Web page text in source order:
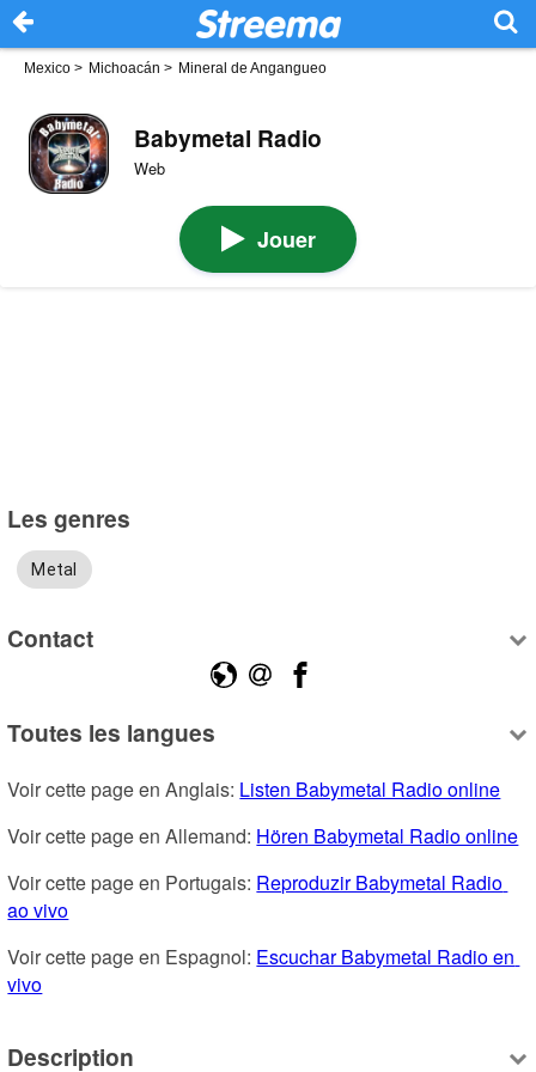
Mexico > Michoacán > Mineral de Angangueo
Babymetal Radio
Web
Jouer
Les genres
Metal
Contact
Toutes les langues
Voir cette page en Anglais: Listen Babymetal Radio online
Voir cette page en Allemand: Hören Babymetal Radio online
Voir cette page en Portugais: Reproduzir Babymetal Radio
ao vivo
Voir cette page en Espagnol: Escuchar Babymetal Radio en
vivo
Description